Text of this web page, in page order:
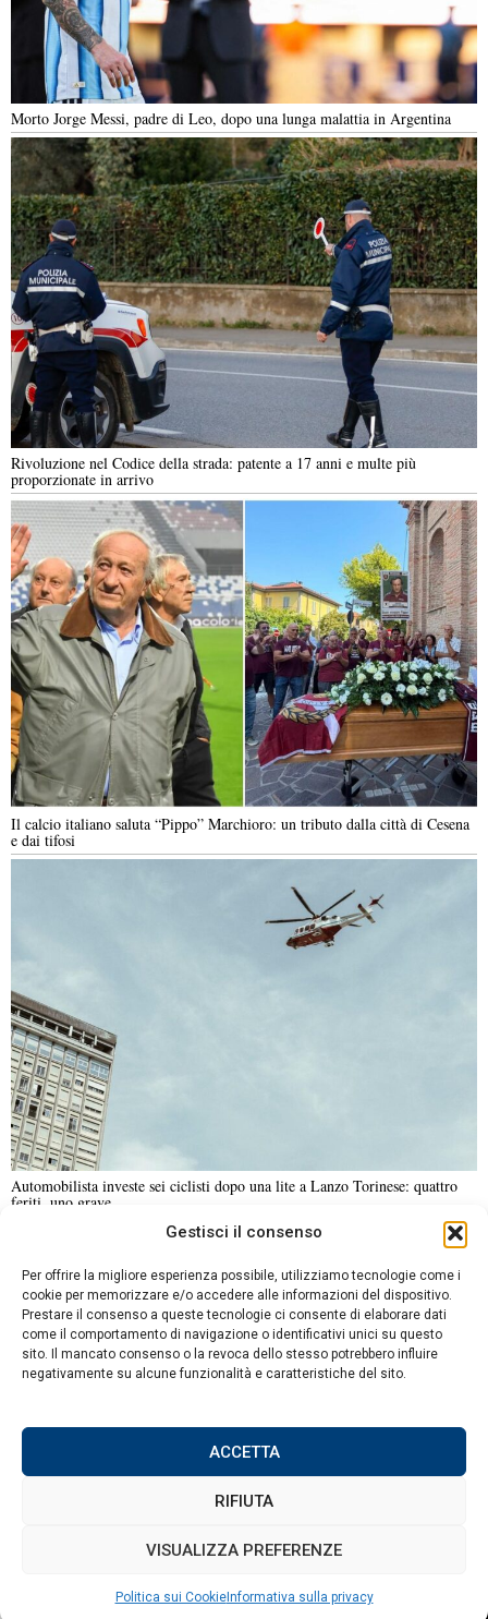
Gestisci il consenso
Per offrire la migliore esperienza possibile, utilizziamo tecnologie come i
cookie per memorizzare e/o accedere alle informazioni del dispositivo.
Prestare il consenso a queste tecnologie ci consente di elaborare dati
come il comportamento di navigazione o identificativi unici su questo
sito. Il mancato consenso o la revoca dello stesso potrebbero influire
negativamente su alcune funzionalità e caratteristiche del sito.
ACCETTA
RIFIUTA
VISUALIZZA PREFERENZE
Politica sui CookieInformativa sulla privacy
Morto Jorge Messi, padre di Leo, dopo una lunga malattia in Argentina
Rivoluzione nel Codice della strada: patente a 17 anni e multe più
proporzionate in arrivo
Il calcio italiano saluta “Pippo” Marchioro: un tributo dalla città di Cesena
e dai tifosi
Automobilista investe sei ciclisti dopo una lite a Lanzo Torinese: quattro
feriti, uno grave
ANALISI E OPINIONI
SPORT CULTURA VIAGGI
Contatti
Informativa sulla privacy
DA NON PERDERE
Guccini a Pavana,
della figlia Teresa
canzoni, amori e radici